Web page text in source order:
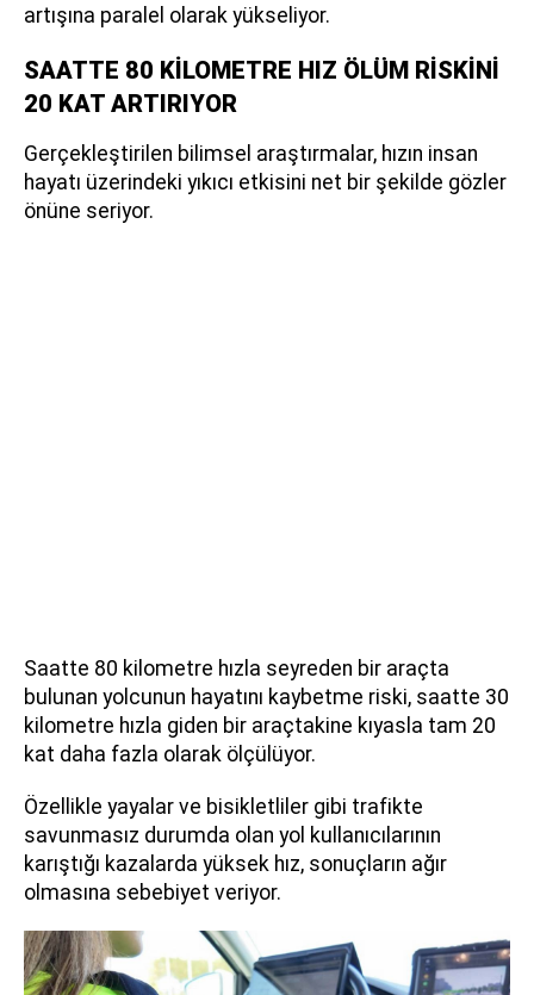
artışına paralel olarak yükseliyor.
SAATTE 80 KİLOMETRE HIZ ÖLÜM RİSKİNİ
20 KAT ARTIRIYOR
Gerçekleştirilen bilimsel araştırmalar, hızın insan
hayatı üzerindeki yıkıcı etkisini net bir şekilde gözler
önüne seriyor.
Saatte 80 kilometre hızla seyreden bir araçta
bulunan yolcunun hayatını kaybetme riski, saatte 30
kilometre hızla giden bir araçtakine kıyasla tam 20
kat daha fazla olarak ölçülüyor.
Özellikle yayalar ve bisikletliler gibi trafikte
savunmasız durumda olan yol kullanıcılarının
karıştığı kazalarda yüksek hız, sonuçların ağır
olmasına sebebiyet veriyor.